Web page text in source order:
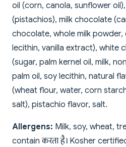
oil (corn, canola, sunflower
(pistachios), milk chocolate
chocolate, whole milk
lecithin, vanilla extract), white
(sugar, palm kernel oil, milk,
palm oil, soy lecithin, natural
(wheat flour, water, corn
salt), pistachio flavor, salt.
Allergens: Milk, soy, wheat,
contain करता है। Kosher